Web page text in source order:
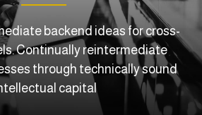
backend ideas for cross-
Continually reintermediate
through technically sound
capital.